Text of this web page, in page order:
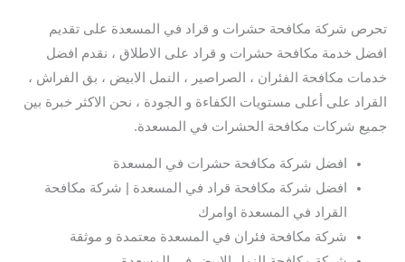
تحرص شركة مكافحة حشرات و قراد في المسعدة على تقديم
افضل خدمة مكافحة حشرات و قراد على الاطلاق ، نقدم افضل
خدمات مكافحة الفئران ، الصراصير ، النمل الابيض ، بق الفراش ،
القراد على أعلى مستويات الكفاءة و الجودة ، نحن الاكثر خبرة بين
جميع شركات مكافحة الحشرات في المسعدة.
افضل شركة مكافحة حشرات في المسعدة
افضل شركة مكافحة قراد في المسعدة | شركة مكافحة
القراد في المسعدة اوامرك
شركة مكافحة فئران في المسعدة معتمدة و موثقة